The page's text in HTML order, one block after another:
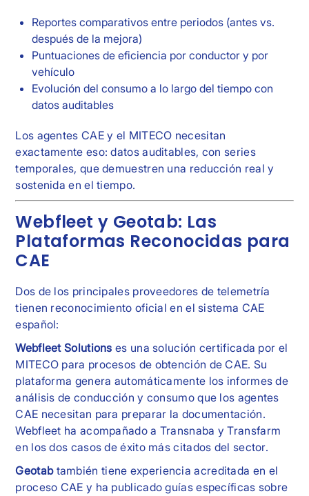
Reportes comparativos entre periodos (antes vs.
después de la mejora)
Puntuaciones de eficiencia por conductor y por
vehículo
Evolución del consumo a lo largo del tiempo con
datos auditables
Los agentes CAE y el MITECO necesitan
exactamente eso: datos auditables, con series
temporales, que demuestren una reducción real y
sostenida en el tiempo.
Webfleet y Geotab: Las
Plataformas Reconocidas para
CAE
Dos de los principales proveedores de telemetría
tienen reconocimiento oficial en el sistema CAE
español:
Webfleet Solutions es una solución certificada por el
MITECO para procesos de obtención de CAE. Su
plataforma genera automáticamente los informes de
análisis de conducción y consumo que los agentes
CAE necesitan para preparar la documentación.
Webfleet ha acompañado a Transnaba y Transfarm
en los dos casos de éxito más citados del sector.
Geotabtambién tiene experiencia acreditada en el
proceso CAE y ha publicado guías específicas sobre